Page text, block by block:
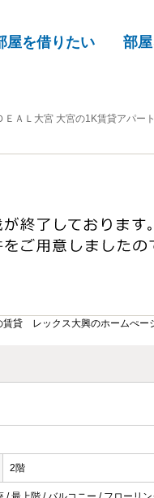
屋を借りたい 部
ＥＡＬ大宮 大宮の1K賃貸アパート
貸 レックス大興のホームぺー
2階